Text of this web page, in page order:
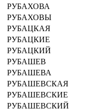
РУБАХОВА
РУБАХОВЫ
РУБАЦКАЯ
РУБАЦКИЕ
РУБАЦКИЙ
РУБАШЕВ
РУБАШЕВА
РУБАШЕВСКАЯ
РУБАШЕВСКИЕ
РУБАШЕВСКИЙ